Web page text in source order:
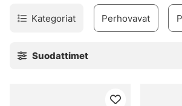
Kategoriat Perhovavat
Suodattimet